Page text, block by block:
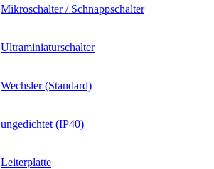
Mikroschalter / Schnappschalter
Ultraminiaturschalter
Wechsler (Standard)
ungedichtet (IP40)
Leiterplatte